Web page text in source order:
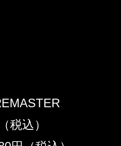
税込）